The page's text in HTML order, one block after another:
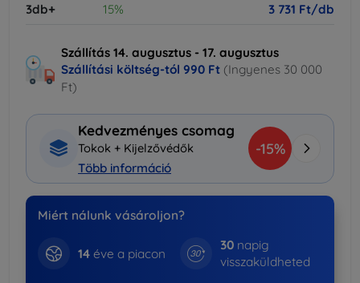
3db+ 15% 3 731 Ft/db
Szállítás 14. augusztus - 17. augusztus
Szállítási költség-tól 990 Ft (Ingyenes 30 000
Ft)
Kedvezményes csomag
Tokok + Kijelzővédők
Több információ
-15%
Miért nálunk vásároljon?
14éve a piacon
30 napig
visszaküldheted